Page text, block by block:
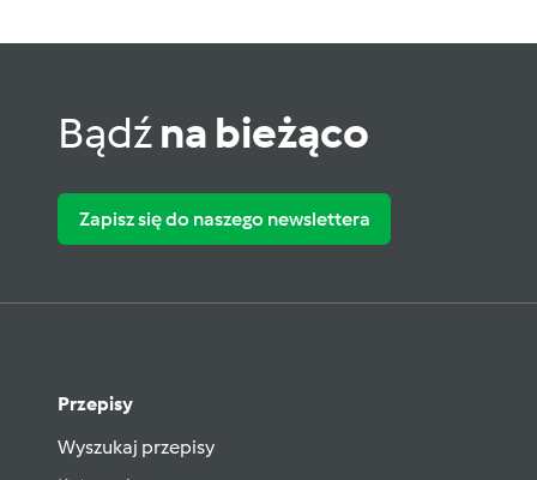
Bądźna bieżąco
Zapisz się do naszego newslettera
Przepisy
Wyszukaj przepisy